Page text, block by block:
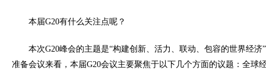
本届G20有什么关注点呢？
本次G20峰会的主题是“构建创新、活力、联动、包容的世界经济
准备会议来看，本届G20会议主要聚焦于以下几个方面的议题：全球